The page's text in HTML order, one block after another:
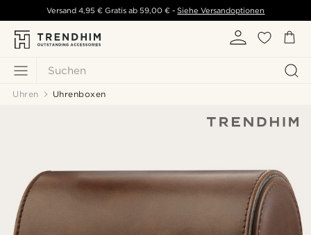
Suchen
Versand 4,95 € Gratis ab 59,00 € - Siehe Versandoptionen
Uhren Uhrenboxen